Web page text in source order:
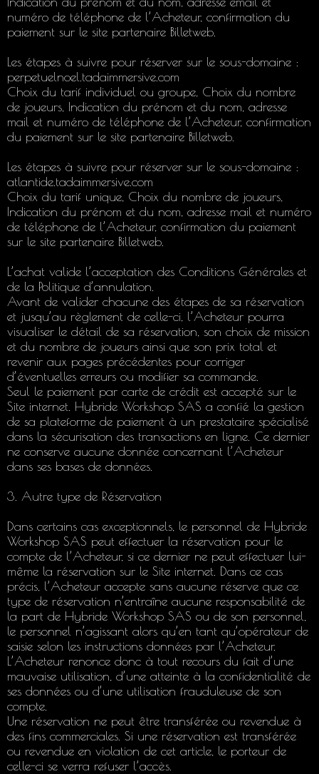
numéro de téléphone de l’Acheteur, confirmation du
paiement sur le site partenaire Billetweb.
Les étapes à suivre pour réserver sur le sous-domaine :
perpetuelnoel.tadaimmersive.com
Choix du tarif individuel ou groupe, Choix du nombre
de joueurs, Indication du prénom et du nom, adresse
mail et numéro de téléphone de l’Acheteur, confirmation
du paiement sur le site partenaire Billetweb.
Les étapes à suivre pour réserver sur le sous-domaine :
atlantide.tadaimmersive.com
Choix du tarif unique, Choix du nombre de joueurs,
Indication du prénom et du nom, adresse mail et numéro
de téléphone de l’Acheteur, confirmation du paiement
sur le site partenaire Billetweb.
L’achat valide l’acceptation des Conditions Générales et
de la Politique d’annulation.
Avant de valider chacune des étapes de sa réservation
et jusqu’au règlement de celle-ci, l’Acheteur pourra
visualiser le détail de sa réservation, son choix de mission
et du nombre de joueurs ainsi que son prix total et
revenir aux pages précédentes pour corriger
d’éventuelles erreurs ou modifier sa commande.
Seul le paiement par carte de crédit est accepté sur le
Site internet. Hybride Workshop SAS a confié la gestion
de sa plateforme de paiement à un prestataire spécialisé
dans la sécurisation des transactions en ligne. Ce dernier
ne conserve aucune donnée concernant l’Acheteur
dans ses bases de données.
3. Autre type de Réservation
Dans certains cas exceptionnels, le personnel de Hybride
Workshop SAS peut effectuer la réservation pour le
compte de l’Acheteur, si ce dernier ne peut effectuer lui-
même la réservation sur le Site internet. Dans ce cas
précis, l’Acheteur accepte sans aucune réserve que ce
type de réservation n’entraîne aucune responsabilité de
la part de Hybride Workshop SAS ou de son personnel,
le personnel n’agissant alors qu’en tant qu’opérateur de
saisie selon les instructions données par l’Acheteur.
L’Acheteur renonce donc à tout recours du fait d’une
mauvaise utilisation, d’une atteinte à la confidentialité de
ses données ou d’une utilisation frauduleuse de son
compte.
Une réservation ne peut être transférée ou revendue à
des fins commerciales. Si une réservation est transférée
ou revendue en violation de cet article, le porteur de
celle-ci se verra refuser l’accès.